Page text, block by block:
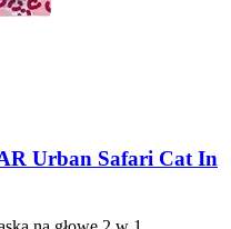
Urban Safari Cat In